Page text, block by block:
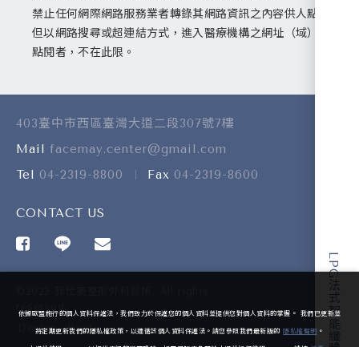
禁止任何網際網路服務業者轉錄其網路資訊之內容供人點閱。
但以網路搜尋或超連結方式，進入醫療機構之網址（域）直接
點閱者，不在此限。
403臺中市西區臺灣大道二段307號7樓
Mail facemay.center@gmail.com
Tel 04-2319-8800 Fax 04-2319-8600
CONTACT US
Design -iBest TOP
依據歐盟施行的個人資料保護法，我們致力於保護您的個人資料並提供您對個人資料的掌握。 我們已更新並
將定期更新我們的隱私權政策，以遵循該個人資料保護法。請您參照我們最新版的 隱私權聲明 。